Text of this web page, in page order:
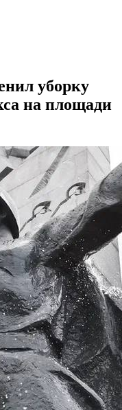
уборку
на площади